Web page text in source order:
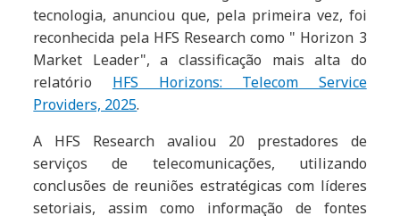
tecnologia, anunciou que, pela primeira vez, foi
reconhecida pela HFS Research como " Horizon 3
Market Leader", a classificação mais alta do
relatório HFS Horizons: Telecom Service
Providers, 2025.
A HFS Research avaliou 20 prestadores de
serviços de telecomunicações, utilizando
conclusões de reuniões estratégicas com líderes
setoriais, assim como informação de fontes